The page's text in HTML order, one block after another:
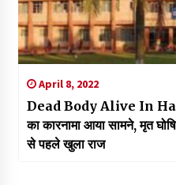
April 8, 2022
Dead Body Alive In
का कारनामा आया सामने, मृत
से पहले खुला राज